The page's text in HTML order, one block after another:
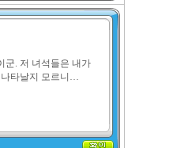
군. 저 녀석들은 내가
나타날지 모르니…